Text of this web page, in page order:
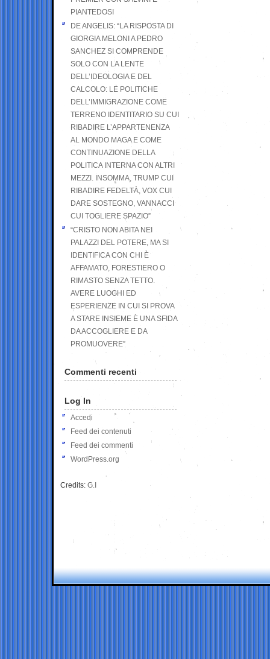
PIANTEDOSI
DE ANGELIS: “LA RISPOSTA DI
GIORGIA MELONI A PEDRO
SANCHEZ SI COMPRENDE
SOLO CON LA LENTE
DELL’IDEOLOGIA E DEL
CALCOLO: LE POLITICHE
DELL’IMMIGRAZIONE COME
TERRENO IDENTITARIO SU CUI
RIBADIRE L’APPARTENENZA
AL MONDO MAGA E COME
CONTINUAZIONE DELLA
POLITICA INTERNA CON ALTRI
MEZZI. INSOMMA, TRUMP CUI
RIBADIRE FEDELTÀ, VOX CUI
DARE SOSTEGNO, VANNACCI
CUI TOGLIERE SPAZIO”
“CRISTO NON ABITA NEI
PALAZZI DEL POTERE, MA SI
IDENTIFICA CON CHI È
AFFAMATO, FORESTIERO O
RIMASTO SENZA TETTO.
AVERE LUOGHI ED
ESPERIENZE IN CUI SI PROVA
A STARE INSIEME È UNA SFIDA
DA ACCOGLIERE E DA
PROMUOVERE”
Commenti recenti
Log In
Accedi
Feed dei contenuti
Feed dei commenti
WordPress.org
Credits: G.I